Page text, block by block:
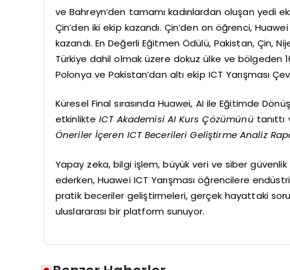
ve Bahreyn’den tamamı kadınlardan oluşan yedi
Çin’den iki ekip kazandı. Çin’den on öğrenci,
kazandı. En Değerli Eğitmen Ödülü, Pakistan, Çin,
Türkiye dahil olmak üzere dokuz ülke ve bölgeden
Polonya ve Pakistan’dan altı ekip ICT Yarışması
Küresel Final sırasında Huawei, AI ile Eğitimde
etkinlikteICT Akademisi AI Kurs Çözümünü tanıttı
Öneriler İçeren ICT Becerileri Geliştirme Analiz
Yapay zeka, bilgi işlem, büyük veri ve siber
ederken, Huawei ICT Yarışması öğrencilere
pratik beceriler geliştirmeleri, gerçek hayattaki
uluslararası bir platform sunuyor.